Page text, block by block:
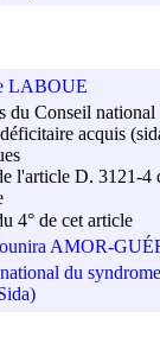
LABOUE
du Conseil
acquis
l'article D. 3121-4
4° de cet article
AMOR-
du